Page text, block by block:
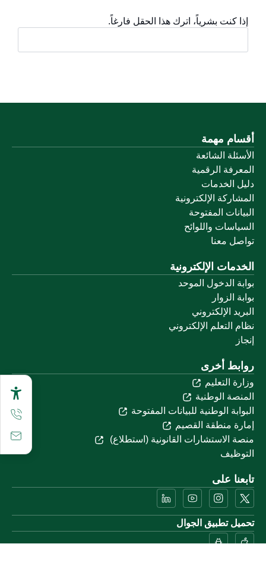
إذا كنت بشرياً، اترك هذا الحقل فارغاً.
أقسام مهمة
الأسئلة الشائعة
المعرفة الرقمية
دليل الخدمات
المشاركة الإلكترونية
البيانات المفتوحة
السياسات واللوائح
تواصل معنا
الخدمات الإلكترونية
بوابة الدخول الموحد
بوابة الزوار
البريد الإلكتروني
نظام التعلم الإلكتروني
إنجاز
روابط أخرى
وزارة التعليم
المنصة الوطنية
البوابة الوطنية للبيانات المفتوحة
إمارة منطقة القصيم
منصة الاستشارات القانونية (استطلاع)
التوظيف
تابعنا على
تحميل تطبيق الجوال